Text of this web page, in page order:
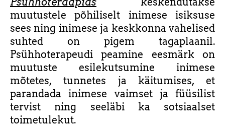
muutustele põhiliselt inimese isiksuse
sees ning inimese ja keskkonna vahelised
suhted on pigem tagaplaanil.
Psühhoterapeudi peamine eesmärk on
muutuste esilekutsumine inimese
mõtetes, tunnetes ja käitumises, et
parandada inimese vaimset ja füüsilist
tervist ning seeläbi ka sotsiaalset
toimetulekut.